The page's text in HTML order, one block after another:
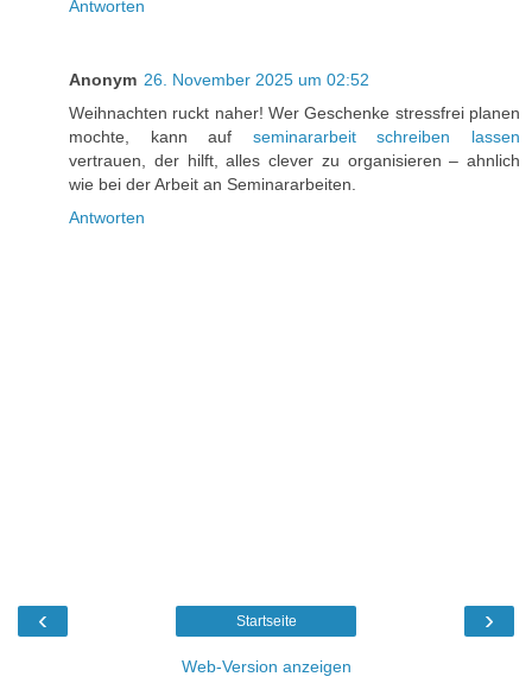
Antworten
Anonym 26. November 2025 um 02:52
Weihnachten ruckt naher! Wer Geschenke stressfrei planen
mochte, kann auf seminararbeit schreiben lassen
vertrauen, der hilft, alles clever zu organisieren – ahnlich
wie bei der Arbeit an Seminararbeiten.
Antworten
‹ ›
Startseite
Web-Version anzeigen